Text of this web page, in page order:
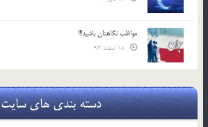
مواظب نگاهتان باشید!!!
دسته بندی های سایت